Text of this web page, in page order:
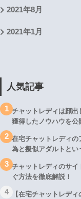
2021年8月
2021年1月
人気記事
1 チャットレディは顔
獲得したノウハウを公
2 在宅チャットレディ
為と擬似アダルトとい
3 チャットレディのサ
ぐ方法を徹底解説！
4 【在宅チャットレデ